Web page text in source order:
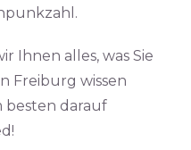
Ihnen alles, was Sie
Freiburg wissen
besten darauf